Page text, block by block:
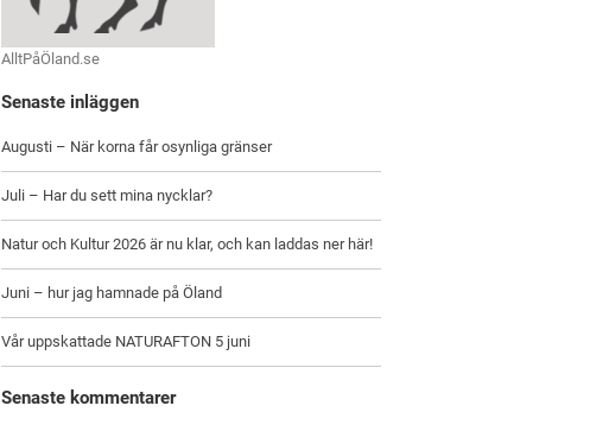
AlltPåÖland.se
Senaste inläggen
Augusti – När korna får osynliga gränser
Juli – Har du sett mina nycklar?
Natur och Kultur 2026 är nu klar, och kan laddas ner här!
Juni – hur jag hamnade på Öland
Vår uppskattade NATURAFTON 5 juni
Senaste kommentarer